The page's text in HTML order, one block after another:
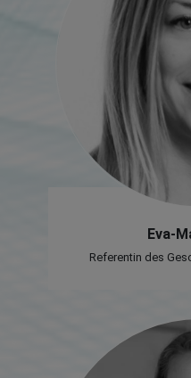
Eva-
Referentin des